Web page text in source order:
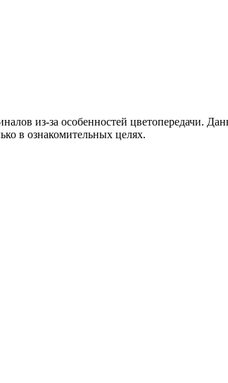
из-за особенностей цветопередачи.
в ознакомительных целях.